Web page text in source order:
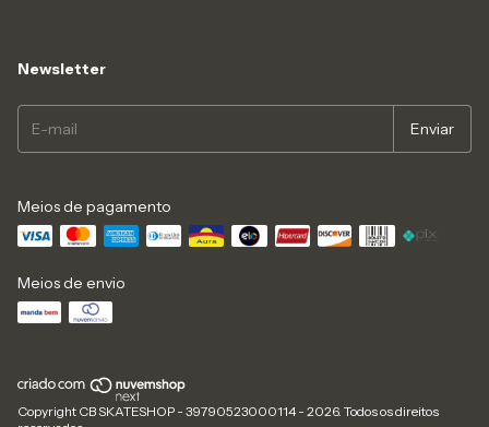
Newsletter
Meios de pagamento
Meios de envio
Copyright CB SKATESHOP - 39790523000114 - 2026. Todos os direitos